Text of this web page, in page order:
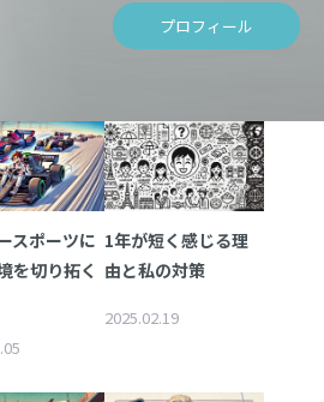
データ統合・管理・配信
ソリューションデータマスキングソフトウェア
データベース監査
ソフトウェア
移行コンサルティング・データベースコンサルティング・
キーワードから探す
SQLテスト
クラウド移行
テストデータ作成
ディザスタリカバリ
データベースバージョ
情報通信業
運輸・物流業
Qlik データ統合
プロフィール
スポーツに
を切り拓く
1年が短く感じる理
由と私の対策
2025.02.19